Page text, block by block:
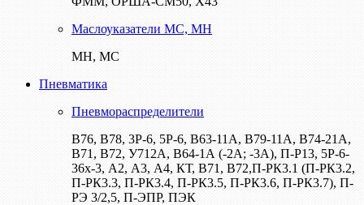
Маслоуказатели МС, МН
МН, МС
Пневматика
Пневмораспределители
В76, В78, 3Р-6, 5Р-6, В63-11А, В79-11А, В74-21А,
В71, В72, У712А, В64-1А (-2А; -3А), П-Р13, 5Р-6-
36х-3, А2, А3, А4, КТ, В71, В72,П-РК3.1 (П-РК3.2,
П-РК3.3, П-РК3.4, П-РК3.5, П-РК3.6, П-РК3.7), П-
РЭ 3/2,5, П-ЭПР, ПЭК